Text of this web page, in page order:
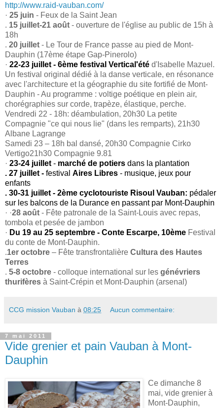
http://www.raid-vauban.com/
· 25 juin - Feux de la Saint Jean
. 15 juillet-21 août - ouverture de l'église au public de 15h à
18h
. 20 juillet - Le Tour de France passe au pied de Mont-
Dauphin (17ème étape Gap-Pinerolo)
· 22-23 juillet - 6ème festival Vertical'été d'Isabelle Mazuel.
Un festival original dédié à la danse verticale, en résonance
avec l'architecture et la géographie du site fortifié de Mont-
Dauphin - Au programme : voltige poétique en plein air,
chorégraphies sur corde, trapèze, élastique, perche.
Vendredi 22 - 18h: déambulation, 20h30 La petite
Compagnie "ce qui nous lie" (dans les remparts), 21h30
Albane Lagrange
Samedi 23 – 18h bal dansé, 20h30 Compagnie Cirko
Vertigo21h30 Compagnie 9.81
· 23-24 juillet - marché de potiers dans la plantation
. 27 juillet - festival Aires Libres - musique, jeux pour
enfants
. 30-31 juillet - 2ème cyclotouriste Risoul Vauban: pédaler
sur les balcons de la Durance en passant par Mont-Dauphin
· ·28 août - Fête patronale de la Saint-Louis avec repas,
tombola et pesée de jambon
· Du 19 au 25 septembre - Conte Escarpe, 10ème Festival
du conte de Mont-Dauphin.
.1er octobre – Fête transfrontalière Cultura des Hautes
Terres
. 5-8 octobre - colloque international sur les génévriers
thurifères à Saint-Crépin et Mont-Dauphin (arsenal)
CCG mission Vauban à 08:25 Aucun commentaire:
7 mai 2011
Vide grenier et pain Vauban à Mont-
Dauphin
Ce dimanche 8
mai, vide grenier à
Mont-Dauphin,